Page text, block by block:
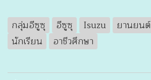
กลุ่มอีซูซุ อีซูซุ Isuzu ยานยนต์
นักเรียน
อาชีวศึกษา